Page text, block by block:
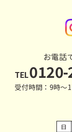
お電話
TEL
受付時間：9時〜
日